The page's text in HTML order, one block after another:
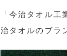
「今治タオル
治タオルのブラ